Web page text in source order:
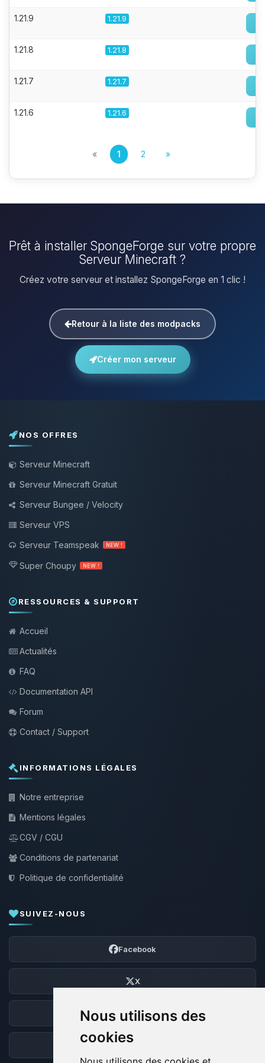
Nous utilisons des
cookies
1.21.9 1.21.9
1.21.8 1.21.8
1.21.7 1.21.7
1.21.6 1.21.6
« 1 2 »
Prêt à installer SpongeForge sur votre propre
Serveur Minecraft ?
Créez votre serveur et installez SpongeForge en 1 clic !
Retour à la liste des modpacks
Créer mon serveur
NOS OFFRES
Serveur Minecraft
Serveur Minecraft Gratuit
Serveur Bungee / Velocity
Serveur VPS
Serveur Teamspeak
NEW !
Super Choupy NEW !
RESSOURCES & SUPPORT
Accueil
Actualités
FAQ
Documentation API
Forum
Contact / Support
INFORMATIONS LÉGALES
Notre entreprise
Mentions légales
CGV / CGU
Conditions de partenariat
Politique de confidentialité
SUIVEZ-NOUS
Facebook
X
Discord
Forum